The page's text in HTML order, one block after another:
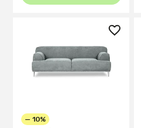
— 10%